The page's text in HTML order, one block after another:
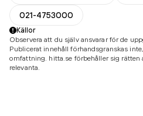
021-4753000
Källor
Observera att du själv ansvarar för de
Publicerat innehåll förhandsgranskas
omfattning. hitta.se förbehåller sig
relevanta.